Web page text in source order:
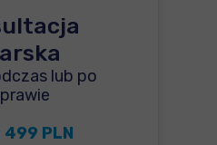
lub po
499 PLN